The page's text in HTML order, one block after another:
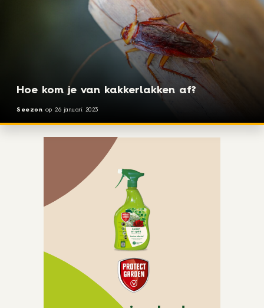
Hoe kom je van kakkerlakken af?
Seezon op 26 januari 2023